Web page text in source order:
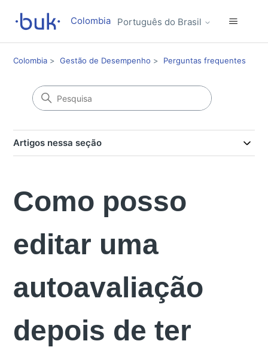
Colombia Português do Brasil
Colombia Gestão de Desempenho Perguntas frequentes
Artigos nessa seção
Como posso
editar uma
autoavaliação
depois de ter